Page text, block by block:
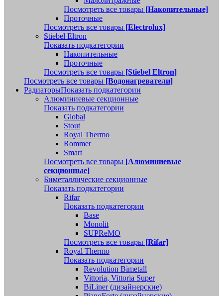
Посмотреть все товары [Накопительные]
Проточные
Посмотреть все товары [Electrolux]
Stiebel Eltron
Показать подкатегории
Накопительные
Проточные
Посмотреть все товары [Stiebel Eltron]
Посмотреть все товары [Водонагреватели]
РадиаторыПоказать подкатегории
Алюминиевые секционные
Показать подкатегории
Global
Stout
Royal Thermo
Rommer
Smart
Посмотреть все товары [Алюминиевые
секционные]
Биметаллические секционные
Показать подкатегории
Rifar
Показать подкатегории
Base
Monolit
SUPReMO
Посмотреть все товары [Rifar]
Royal Thermo
Показать подкатегории
Revolution Bimetall
Vittoria, Vittoria Super
BiLiner (дизайнерские)